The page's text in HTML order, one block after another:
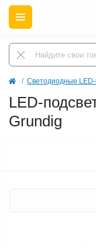
Светодиодные LED-
LED-
Grundig